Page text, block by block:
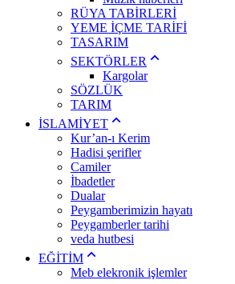
RÜYA TABİRLERİ
YEME İÇME TARİFİ
TASARIM
SEKTÖRLER
Kargolar
SÖZLÜK
TARIM
İSLAMİYET
Kur’an-ı Kerim
Hadisi şerifler
Camiler
İbadetler
Dualar
Peygamberimizin hayatı
Peygamberler tarihi
veda hutbesi
EĞİTİM
Meb elekronik işlemler